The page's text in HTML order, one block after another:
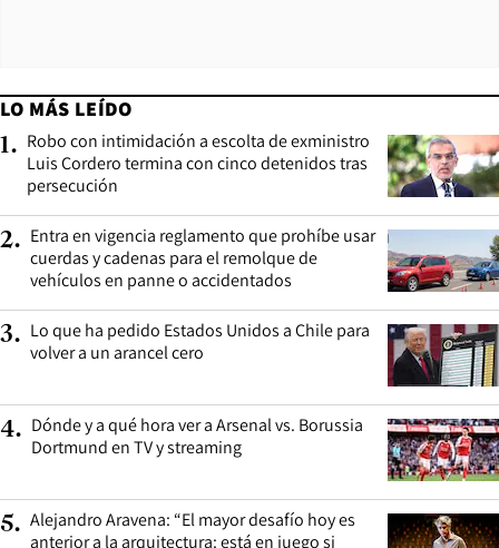
LO MÁS LEÍDO
1. Robo con intimidación a escolta de exministro
Luis Cordero termina con cinco detenidos tras
persecución
2. Entra en vigencia reglamento que prohíbe usar
cuerdas y cadenas para el remolque de
vehículos en panne o accidentados
3. Lo que ha pedido Estados Unidos a Chile para
volver a un arancel cero
4. Dónde y a qué hora ver a Arsenal vs. Borussia
Dortmund en TV y streaming
5. Alejandro Aravena: “El mayor desafío hoy es
anterior a la arquitectura: está en juego si